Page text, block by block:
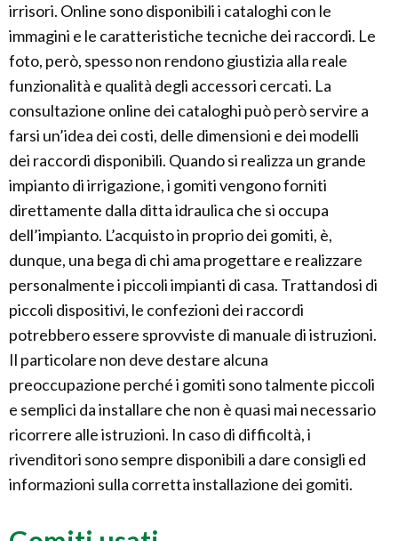
irrisori. Online sono disponibili i cataloghi con le
immagini e le caratteristiche tecniche dei raccordi. Le
foto, però, spesso non rendono giustizia alla reale
funzionalità e qualità degli accessori cercati. La
consultazione online dei cataloghi può però servire a
farsi un’idea dei costi, delle dimensioni e dei modelli
dei raccordi disponibili. Quando si realizza un grande
impianto di irrigazione, i gomiti vengono forniti
direttamente dalla ditta idraulica che si occupa
dell’impianto. L’acquisto in proprio dei gomiti, è,
dunque, una bega di chi ama progettare e realizzare
personalmente i piccoli impianti di casa. Trattandosi di
piccoli dispositivi, le confezioni dei raccordi
potrebbero essere sprovviste di manuale di istruzioni.
Il particolare non deve destare alcuna
preoccupazione perché i gomiti sono talmente piccoli
e semplici da installare che non è quasi mai necessario
ricorrere alle istruzioni. In caso di difficoltà, i
rivenditori sono sempre disponibili a dare consigli ed
informazioni sulla corretta installazione dei gomiti.